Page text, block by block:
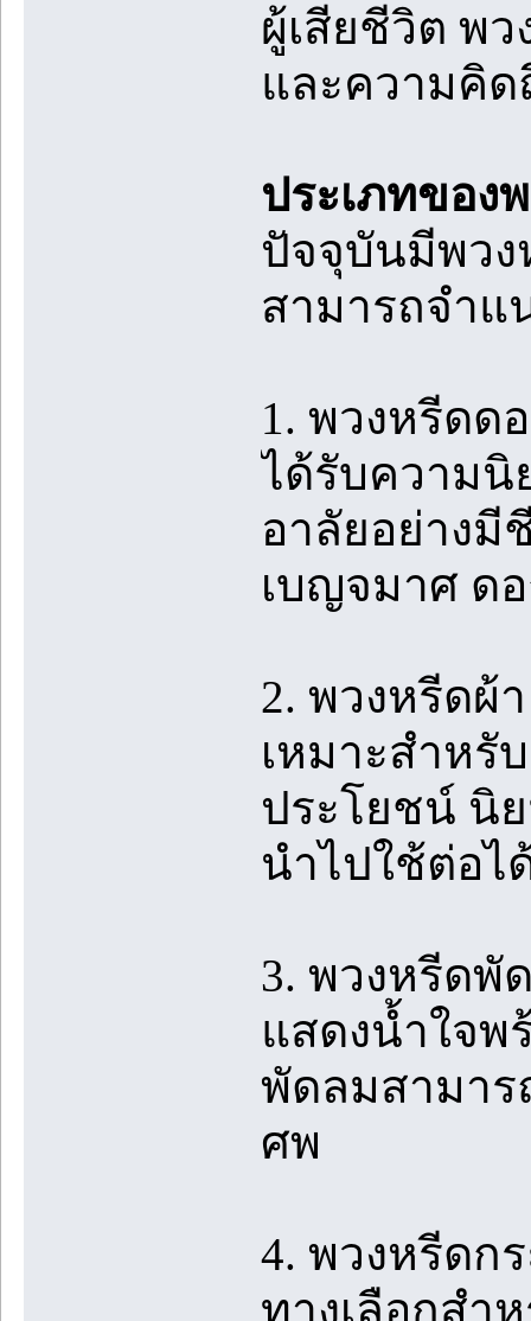
ผู้เสียชีวิต พ
และความคิด
ประเภทของ
ปัจจุบันมีพวง
สามารถจำแ
1. พวงหรีดด
ได้รับความนิ
อาลัยอย่างมี
เบญจมาศ ด
2. พวงหรีดผ้า
เหมาะสำหรั
ประโยชน์ นิ
นำไปใช้ต่อไ
3. พวงหรีดพั
แสดงน้ำใจพ
พัดลมสามาร
ศพ
4. พวงหรีดก
ทางเลือกสำ